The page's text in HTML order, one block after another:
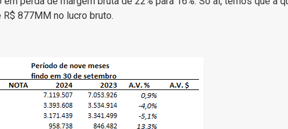
877MM no lucro bruto.